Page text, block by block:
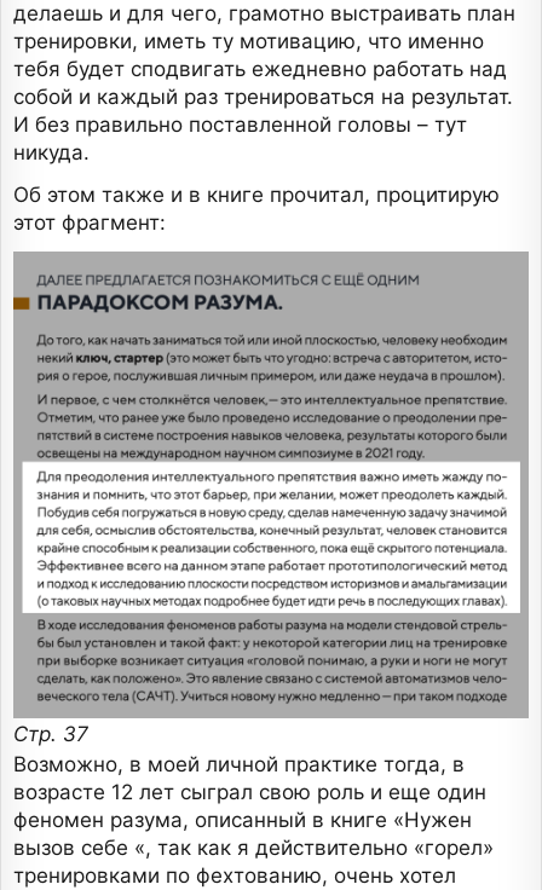
делаешь и для чего, грамотно выстраивать план
тренировки, иметь ту мотивацию, что именно
тебя будет сподвигать ежедневно работать над
собой и каждый раз тренироваться на результат.
И без правильно поставленной головы – тут
никуда.
Об этом также и в книге прочитал, процитирую
этот фрагмент:
Стр. 37
Возможно, в моей личной практике тогда, в
возрасте 12 лет сыграл свою роль и еще один
феномен разума, описанный в книге «Нужен
вызов себе «, так как я действительно «горел»
тренировками по фехтованию, очень хотел